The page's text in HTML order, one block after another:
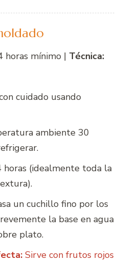
horas mínimo | Técnica:
cuidado usando
ambiente 30
horas (idealmente toda la
un cuchillo fino por los
la base en agua
plato.
Sirve con frutos rojos